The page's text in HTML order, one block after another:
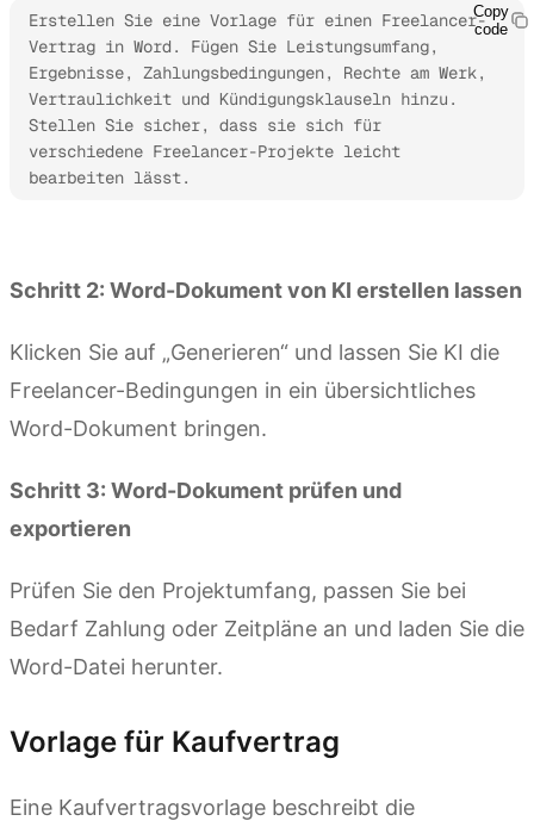
Erstellen Sie eine Vorlage für einen Freelancer-
Vertrag in Word. Fügen Sie Leistungsumfang,
Ergebnisse, Zahlungsbedingungen, Rechte am Werk,
Vertraulichkeit und Kündigungsklauseln hinzu.
Stellen Sie sicher, dass sie sich für
verschiedene Freelancer-Projekte leicht
bearbeiten lässt.
Copy
code
Schritt 2: Word-Dokument von KI erstellen lassen
Klicken Sie auf „Generieren“ und lassen Sie KI die
Freelancer-Bedingungen in ein übersichtliches
Word-Dokument bringen.
Schritt 3: Word-Dokument prüfen und
exportieren
Prüfen Sie den Projektumfang, passen Sie bei
Bedarf Zahlung oder Zeitpläne an und laden Sie die
Word-Datei herunter.
Vorlage für Kaufvertrag
Eine Kaufvertragsvorlage beschreibt die